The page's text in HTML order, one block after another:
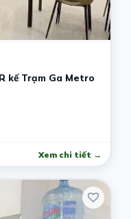
kế Trạm Ga Metro
Xem chi tiết →